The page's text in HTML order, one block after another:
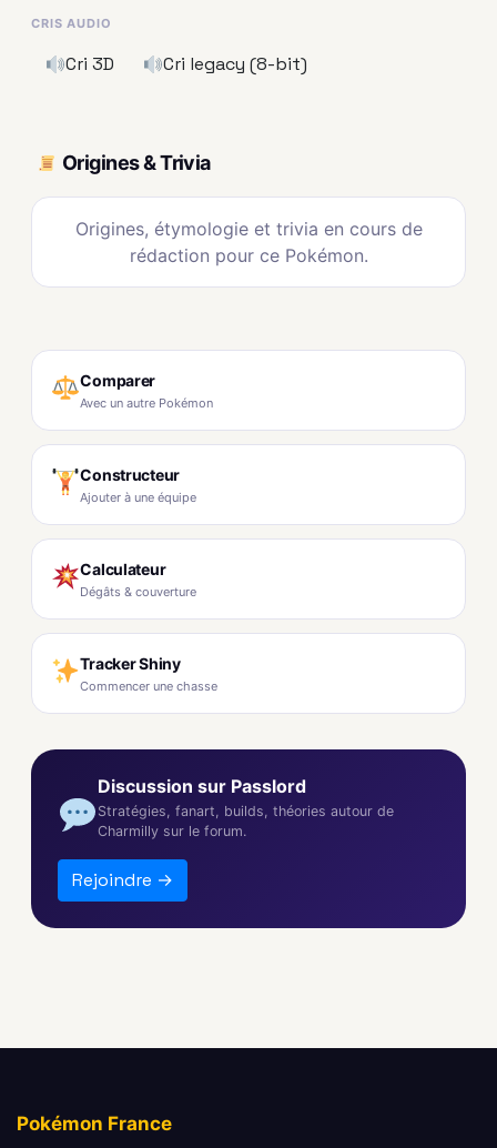
CRIS AUDIO
Cri 3D Cri legacy (8-bit)
Origines & Trivia
Origines, étymologie et trivia en cours de
rédaction pour ce Pokémon.
Comparer
Avec un autre Pokémon
Constructeur
Ajouter à une équipe
Calculateur
Dégâts & couverture
Tracker Shiny
Commencer une chasse
Discussion sur Passlord
Stratégies, fanart, builds, théories autour de
Charmilly sur le forum.
Rejoindre →
Pokémon France